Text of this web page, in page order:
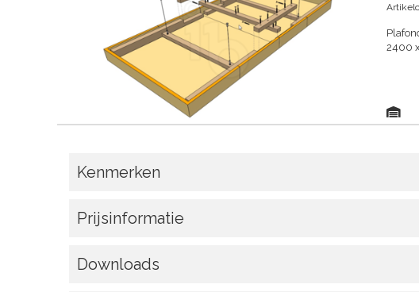
2400
Kenmerken
Prijsinformatie
Downloads